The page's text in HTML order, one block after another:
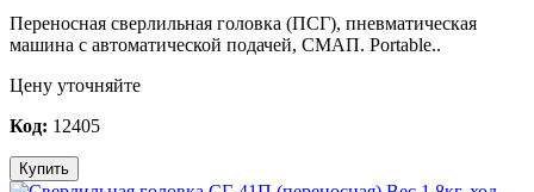
Переносная сверлильная головка (ПСГ), пневматическая
машина с автоматической подачей, СМАП. Portable..
Цену уточняйте
Код: 12405
Купить